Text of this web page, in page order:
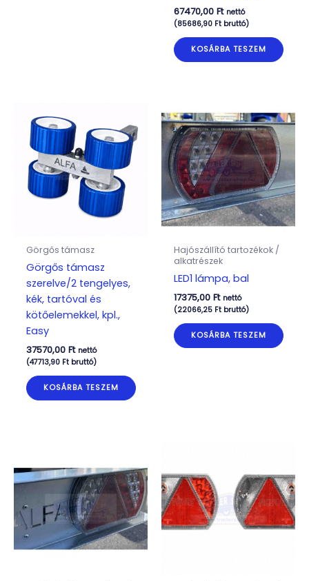
67470,00 Ft nettó
(85686,90 Ftbruttó)
KOSÁRBA TESZEM
Görgős támasz
Görgős támasz
szerelve/2 tengelyes,
kék, tartóval és
kötőelemekkel, kpl.,
Easy
37570,00 Ft nettó
(47713,90 Ftbruttó)
KOSÁRBA TESZEM
Hajószállító tartozékok /
alkatrészek
LED1 lámpa, bal
17375,00 Ft nettó
(22066,25 Ftbruttó)
KOSÁRBA TESZEM